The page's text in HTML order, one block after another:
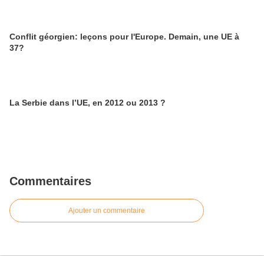
Conflit géorgien: leçons pour l'Europe. Demain, une UE à
37?
La Serbie dans l’UE, en 2012 ou 2013 ?
Commentaires
Ajouter un commentaire